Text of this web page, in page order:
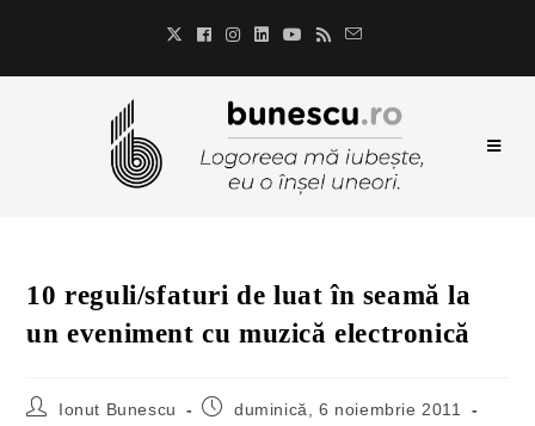
10 reguli/sfaturi de luat în seamă la
un eveniment cu muzică electronică
Ionut Bunescu
duminică, 6 noiembrie 2011